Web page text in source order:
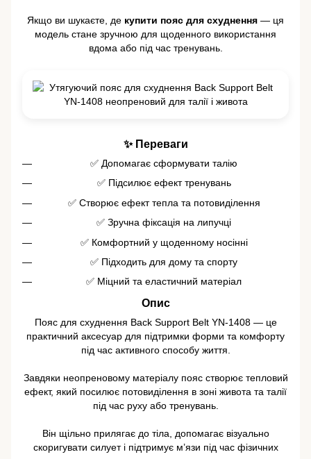
Якщо ви шукаєте, де купити пояс для схуднення — ця
модель стане зручною для щоденного використання
вдома або під час тренувань.
✨ Переваги
✅ Допомагає сформувати талію
✅ Підсилює ефект тренувань
✅ Створює ефект тепла та потовиділення
✅ Зручна фіксація на липучці
✅ Комфортний у щоденному носінні
✅ Підходить для дому та спорту
✅ Міцний та еластичний матеріал
Опис
Пояс для схуднення Back Support Belt YN-1408 — це
практичний аксесуар для підтримки форми та комфорту
під час активного способу життя.
Завдяки неопреновому матеріалу пояс створює тепловий
ефект, який посилює потовиділення в зоні живота та талії
під час руху або тренувань.
Він щільно прилягає до тіла, допомагає візуально
скоригувати силует і підтримує м’язи під час фізичних